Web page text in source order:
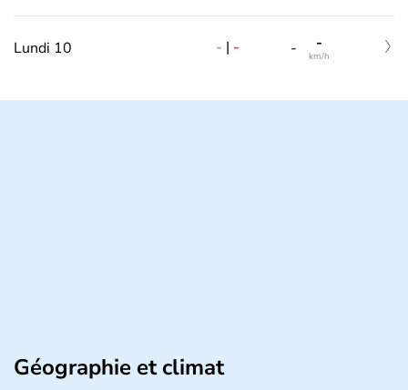
Lundi 10 - | - - -
km/h
Géographie et climat